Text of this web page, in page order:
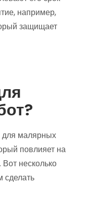
например,
защищает
для малярных
повлияет на
несколько
сделать